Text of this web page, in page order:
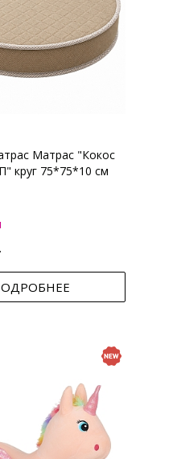
Матрас "Кокос
круг 75*75*10 см